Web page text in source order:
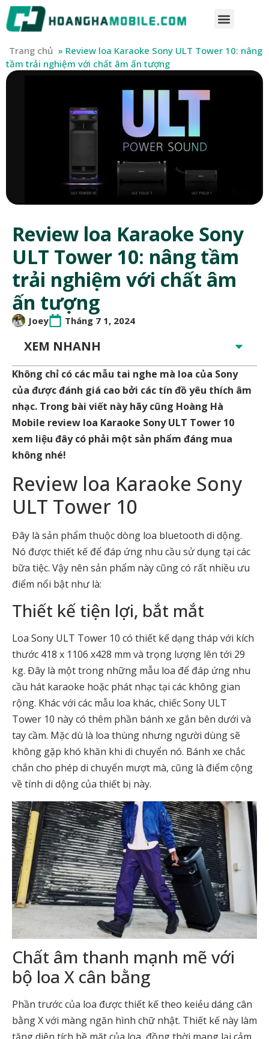
Trang chủ » Review loa Karaoke Sony ULT Tower 10: nâng
tầm trải nghiệm với chất âm ấn tượng
Review loa Karaoke Sony
ULT Tower 10: nâng tầm
trải nghiệm với chất âm
ấn tượng
Joey Tháng 7 1, 2024
XEM NHANH
Không chỉ có các mẫu tai nghe mà loa của Sony
của được đánh giá cao bởi các tín đồ yêu thích âm
nhạc. Trong bài viết này hãy cũng Hoàng Hà
Mobile review loa Karaoke Sony ULT Tower 10
xem liệu đây có phải một sản phẩm đáng mua
không nhé!
Review loa Karaoke Sony
ULT Tower 10
Đây là sản phẩm thuộc dòng loa bluetooth di dộng.
Nó được thiết kế để đáp ứng nhu cầu sử dụng tại các
bữa tiệc. Vậy nên sản phẩm này cũng có rất nhiều ưu
điểm nổi bật như là:
Thiết kế tiện lợi, bắt mắt
Loa Sony ULT Tower 10 có thiết kế dạng tháp với kích
thước 418 x 1106 x428 mm và trọng lượng lên tới 29
kg. Đây là một trong những mẫu loa để đáp ứng nhu
cầu hát karaoke hoặc phát nhạc tại các không gian
rộng. Khác với các mẫu loa khác, chiếc Sony ULT
Tower 10 này có thêm phần bánh xe gắn bên dưới và
tay cầm. Mặc dù là loa thùng nhưng người dùng sẽ
không gặp khó khăn khi di chuyển nó. Bánh xe chắc
chắn cho phép di chuyển mượt mà, cũng là điểm cộng
về tính di dộng của thiết bị này.
Chất âm thanh mạnh mẽ với
bộ loa X cân bằng
Phần trước của loa được thiết kế theo keiẻu dáng cân
bằng X với màng ngăn hình chữ nhật. Thiết kế này làm